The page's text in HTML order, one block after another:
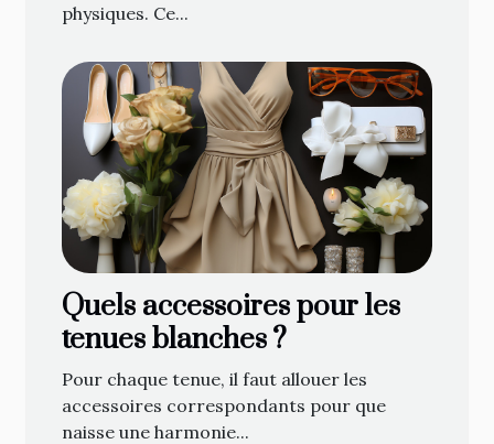
physiques. Ce...
Quels accessoires pour les
tenues blanches ?
Pour chaque tenue, il faut allouer les
accessoires correspondants pour que
naisse une harmonie...